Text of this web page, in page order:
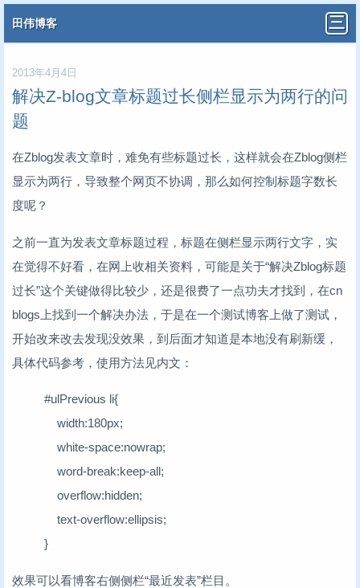
田伟博客
2013年4月4日
解决Z-blog文章标题过长侧栏显示为两行的问
题
在Zblog发表文章时，难免有些标题过长，这样就会在Zblog侧栏
显示为两行，导致整个网页不协调，那么如何控制标题字数长
度呢？
之前一直为发表文章标题过程，标题在侧栏显示两行文字，实
在觉得不好看，在网上收相关资料，可能是关于“解决Zblog标题
过长”这个关键做得比较少，还是很费了一点功夫才找到，在cn
blogs上找到一个解决办法，于是在一个测试博客上做了测试，
开始改来改去发现没效果，到后面才知道是本地没有刷新缓，
具体代码参考，使用方法见内文：
#ulPrevious li{
width:180px;
white-space:nowrap;
word-break:keep-all;
overflow:hidden;
text-overflow:ellipsis;
}
效果可以看博客右侧侧栏“最近发表”栏目。